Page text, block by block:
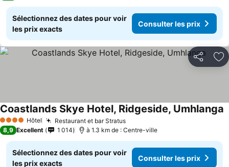
Sélectionnez des dates pour voir
les prix exacts
Consulter les prix
Partager
4 Étoiles Hôtel Restaurant et bar Stratus
Coastlands Skye Hotel, Ridgeside, Umhlanga
8,9 Excellent 1 014 à 1.3 km de : Centre-ville
Sélectionnez des dates pour voir
les prix exacts
Consulter les prix